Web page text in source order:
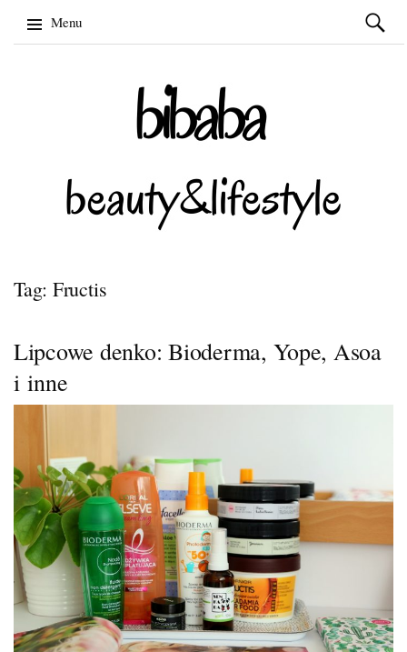
Menu
Szukaj:
Tag: Fructis
Lipcowe denko: Bioderma, Yope, Asoa
i inne